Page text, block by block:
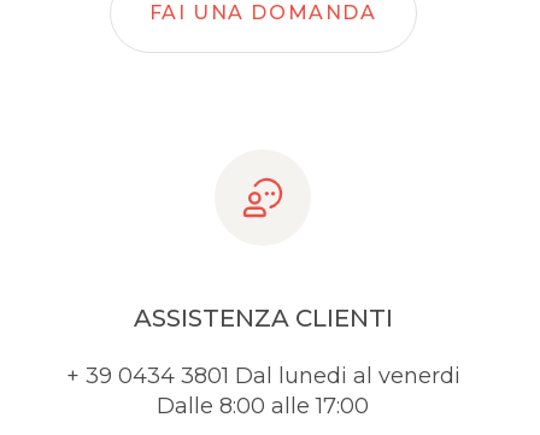
FAI UNA DOMANDA
ASSISTENZA CLIENTI
+ 39 0434 3801 Dal lunedi al venerdi
Dalle 8:00 alle 17:00